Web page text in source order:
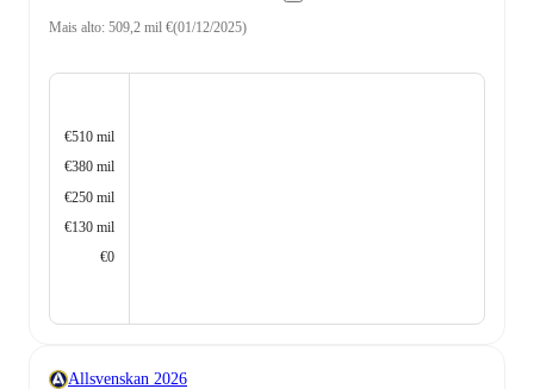
Mais alto: 509,2 mil €(01/12/2025)
€510 mil
€380 mil
€250 mil
€130 mil
€0
Allsvenskan 2026